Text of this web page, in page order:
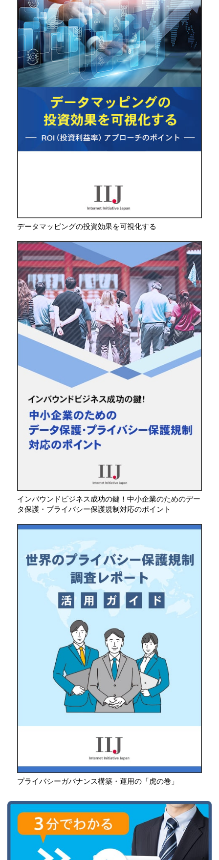
データマッピングの投資効果を可視化する
インバウンドビジネス成功の鍵！中小企業のためのデー
タ保護・プライバシー保護規制対応のポイント
プライバシーガバナンス構築・運用の「虎の巻」